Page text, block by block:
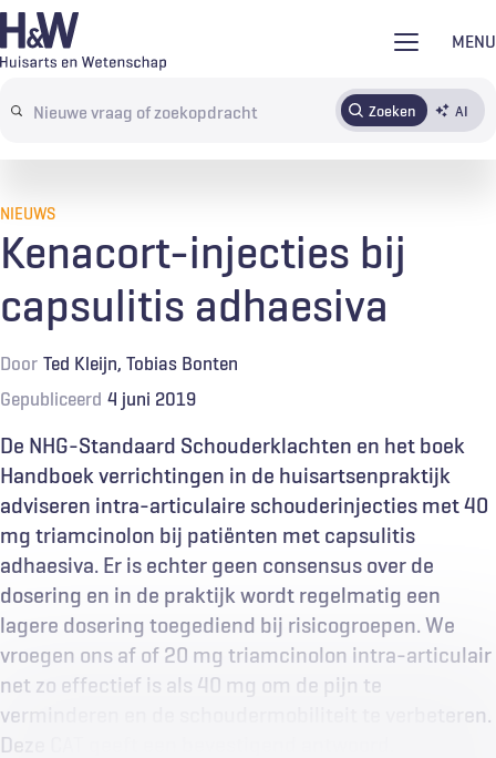
Overslaan
en
de
MENU
Search
terms
Zoeken AI
AbonnerenTijdschrift Inloggen
NIEUWS
Kenacort-injecties bij
capsulitis adhaesiva
Door Ted Kleijn Tobias Bonten
Gepubliceerd 4 juni 2019
De NHG-Standaard Schouderklachten en het boek
Handboek verrichtingen in de huisartsenpraktijk
adviseren intra-articulaire schouderinjecties met 40
mg triamcinolon bij patiënten met capsulitis
adhaesiva. Er is echter geen consensus over de
dosering en in de praktijk wordt regelmatig een
lagere dosering toegediend bij risicogroepen. We
vroegen ons af of 20 mg triamcinolon intra-articulair
net zo effectief is als 40 mg om de pijn te
verminderen en de schoudermobiliteit te verbeteren.
Deze CAT geeft een bevestigend antwoord.